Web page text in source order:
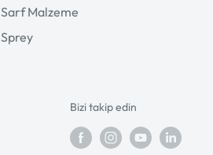
Sarf Malzeme
Sprey
Bizi takip edin